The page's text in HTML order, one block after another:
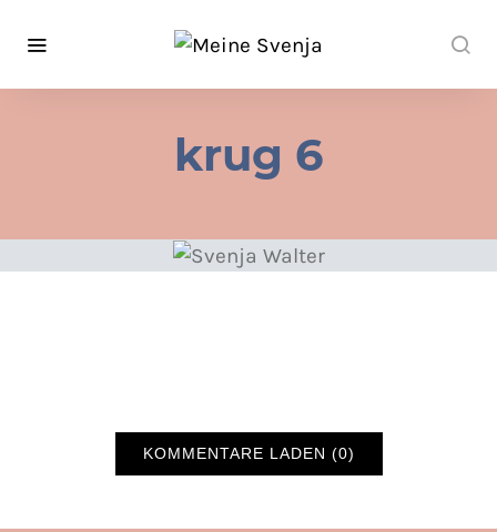
krug 6
KOMMENTARE LADEN (0)